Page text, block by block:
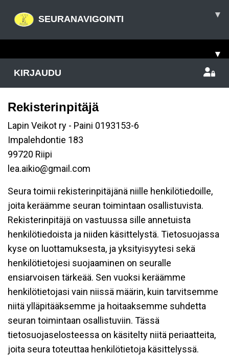
SEURANAVIGOINTI ▾
▾
KIRJAUDU
Rekisterinpitäjä
Lapin Veikot ry - Paini 0193153-6
Impalehdontie 183
99720 Riipi
lea.aikio@gmail.com
Seura toimii rekisterinpitäjänä niille henkilötiedoille,
joita keräämme seuran toimintaan osallistuvista.
Rekisterinpitäjä on vastuussa sille annetuista
henkilötiedoista ja niiden käsittelystä. Tietosuojassa
kyse on luottamuksesta, ja yksityisyytesi sekä
henkilötietojesi suojaaminen on seuralle
ensiarvoisen tärkeää. Sen vuoksi keräämme
henkilötietojasi vain niissä määrin, kuin tarvitsemme
niitä ylläpitääksemme ja hoitaaksemme suhdetta
seuran toimintaan osallistuviin. Tässä
tietosuojaselosteessa on käsitelty niitä periaatteita,
joita seura toteuttaa henkilötietoja käsittelyssä.